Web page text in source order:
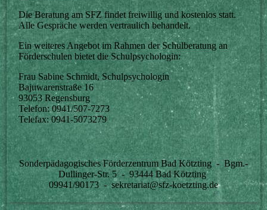
Die Beratung am SFZ findet freiwillig und kostenlos statt.
Alle Gespräche werden vertraulich behandelt.
Ein weiteres Angebot im Rahmen der Schulberatung an
Förderschulen bietet die Schulpsychologin:
Frau Sabine Schmidt, Schulpsychologin
Bajuwarenstraße 16
93053 Regensburg
Telefon: 0941/507-7273
Telefax: 0941-5073279
Sonderpädagogisches Förderzentrum Bad Kötzting - Bgm.-
Dullinger-Str. 5 - 93444 Bad Kötzting
09941/90173 - sekretariat@sfz-koetzting.de